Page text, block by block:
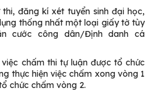
đăng kí xét tuyển sinh đại học,
thống nhất một loại giấy tờ tùy
cước công dân/Định danh cá
chấm thi tự luận được tổ chức
thực hiện việc chấm xong vòng 1
chức chấm vòng 2.